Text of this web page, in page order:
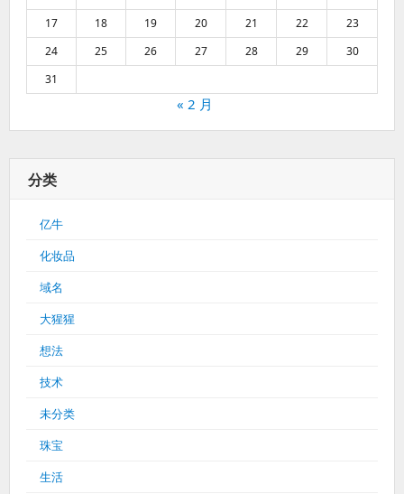
17
18 19 20 21 22
23
24
25 26 27 28 29
30
31
« 2 月
分类
亿牛
化妆品
域名
大猩猩
想法
技术
未分类
珠宝
生活